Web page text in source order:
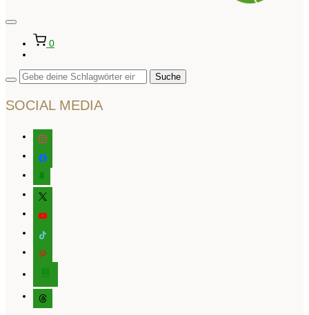
Seitenleiste
Navigation
umschalten
0
SOCIAL MEDIA
instagram
facebook
tree
x
editor-
kitchensink
threads